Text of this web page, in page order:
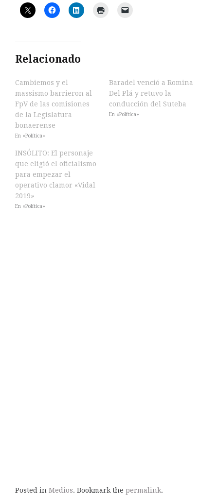
Relacionado
Cambiemos y el
massismo barrieron al
FpV de las comisiones
de la Legislatura
bonaerense
En «Política»
Baradel venció a Romina
Del Plá y retuvo la
conducción del Suteba
En «Política»
INSÓLITO: El personaje
que eligió el oficialismo
para empezar el
operativo clamor «Vidal
2019»
En «Política»
Posted in Medios. Bookmark the permalink.